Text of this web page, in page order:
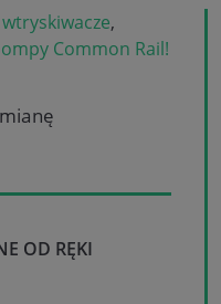
wtryskiwacze,
Common Rail!
OD RĘKI